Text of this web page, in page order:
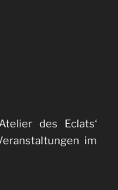
des Eclats‘
im